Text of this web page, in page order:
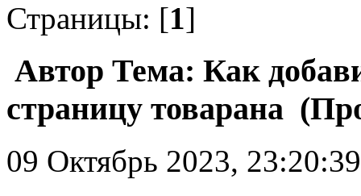
Страницы: [1]
Автор Тема: Как
страницу товарана
09 Октябрь 2023, 23:20:39